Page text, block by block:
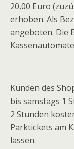
20,00 Euro
erhoben. Als
angeboten. Die
Kunden des
bis samstags 1
2 Stunden
Parktickets am
lassen.